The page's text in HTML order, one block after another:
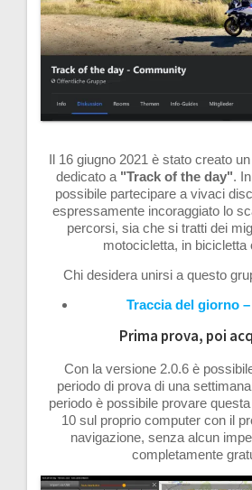
Il 16 giugno 2021 è stato creato un
dedicato a "Track of the day".
possibile partecipare a vivaci
espressamente incoraggiato lo
percorsi, sia che si tratti dei
motocicletta, in bicicletta
Chi desidera unirsi a questo
Traccia del giorno
Prima prova, poi
Con la versione 2.0.6 è
periodo di prova di una
periodo è possibile provare
10 sul proprio computer con il
navigazione, senza alcun
completamente